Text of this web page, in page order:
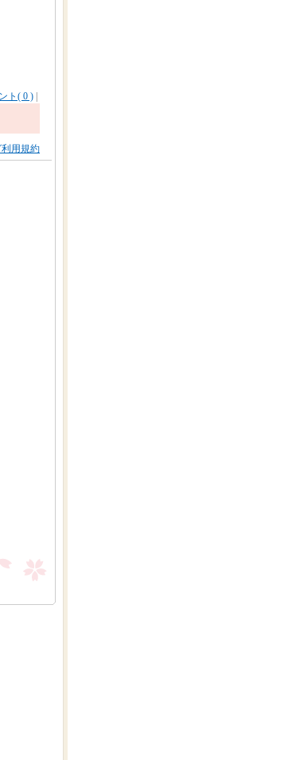
ト( 0 )
用規約